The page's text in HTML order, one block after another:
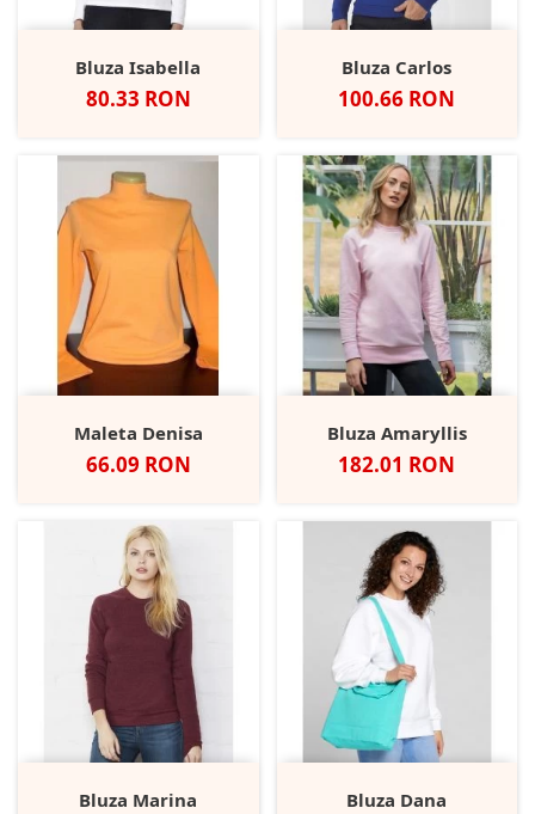
Bluza Isabella
Pret
80.33 RON
Bluza Carlos
Pret
100.66 RON
Maleta Denisa
Pret
66.09 RON
Bluza Amaryllis
Pret
182.01 RON
Bluza Marina Bluza Dana